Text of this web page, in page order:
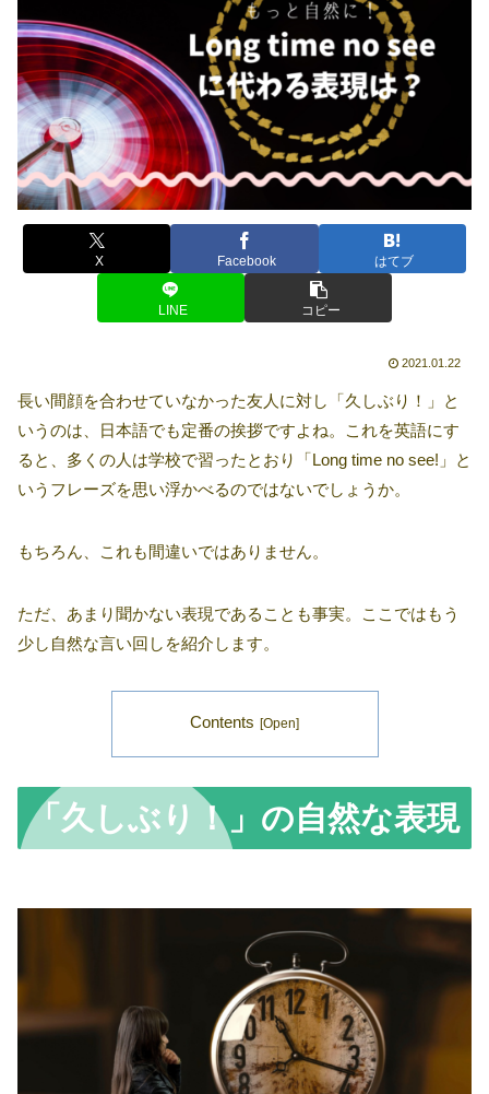
X Facebook はてブ
LINE コピー
2021.01.22
長い間顔を合わせていなかった友人に対し「久しぶり！」と
いうのは、日本語でも定番の挨拶ですよね。これを英語にす
ると、多くの人は学校で習ったとおり「Long time no see!」と
いうフレーズを思い浮かべるのではないでしょうか。
もちろん、これも間違いではありません。
ただ、あまり聞かない表現であることも事実。ここではもう
少し自然な言い回しを紹介します。
Contents
「久しぶり！」の自然な表現